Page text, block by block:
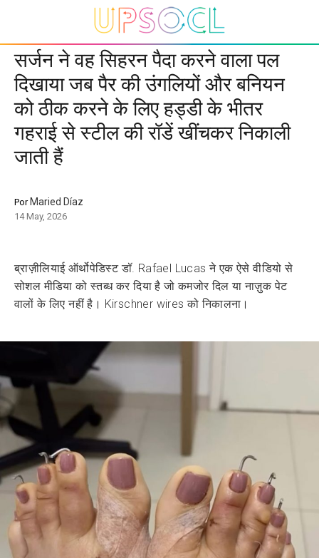
सर्जन ने वह सिहरन पैदा करने वाला पल
दिखाया जब पैर की उंगलियों और बनियन
को ठीक करने के लिए हड्डी के भीतर
गहराई से स्टील की रॉडें खींचकर निकाली
जाती हैं
Por Maried Díaz
14 May, 2026
ब्राज़ीलियाई ऑर्थोपेडिस्ट डॉ. Rafael Lucas ने एक ऐसे वीडियो से
सोशल मीडिया को स्तब्ध कर दिया है जो कमजोर दिल या नाज़ुक पेट
वालों के लिए नहीं है। Kirschner wires को निकालना।